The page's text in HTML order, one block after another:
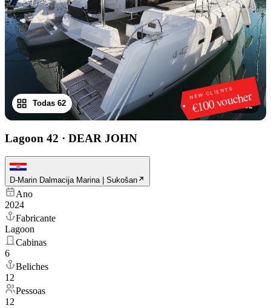
NEW CLIENTS
€100 voucher
1/62
Todas 62
Lagoon 42 · DEAR JOHN
D-Marin Dalmacija Marina | Sukošan
Ano
2024
Fabricante
Lagoon
Cabinas
6
Beliches
12
Pessoas
12